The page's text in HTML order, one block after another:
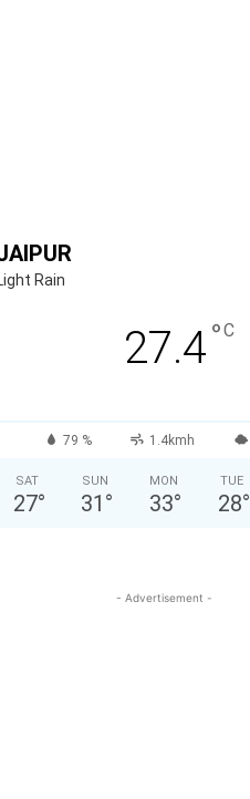
Rain
27.4°C
79 % 1.4kmh
SAT
27°
SUN
31 °
MON
33°
TUE
28°
- Advertisement -